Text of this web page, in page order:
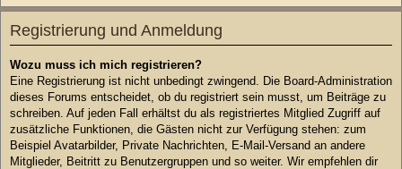
Registrierung und Anmeldung
Wozu muss ich mich registrieren?
Eine Registrierung ist nicht unbedingt zwingend. Die Board-Administration
dieses Forums entscheidet, ob du registriert sein musst, um Beiträge zu
schreiben. Auf jeden Fall erhältst du als registriertes Mitglied Zugriff auf
zusätzliche Funktionen, die Gästen nicht zur Verfügung stehen: zum
Beispiel Avatarbilder, Private Nachrichten, E-Mail-Versand an andere
Mitglieder, Beitritt zu Benutzergruppen und so weiter. Wir empfehlen dir